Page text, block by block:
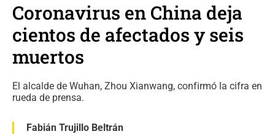
Coronavirus en China deja
cientos de afectados y seis
muertos
El alcalde de Wuhan, Zhou Xianwang, confirmó la cifra en
rueda de prensa.
Fabián Trujillo Beltrán